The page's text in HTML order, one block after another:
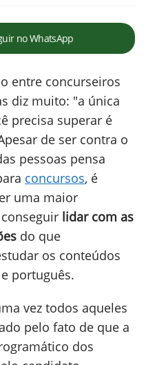
no WhatsApp
entre concurseiros
diz muito: "a única
precisa superar é
de ser contra o
pessoas pensa
concursos, é
uma maior
lidar com as
do que
os conteúdos
português.
vez todos aqueles
pelo fato de que a
dos